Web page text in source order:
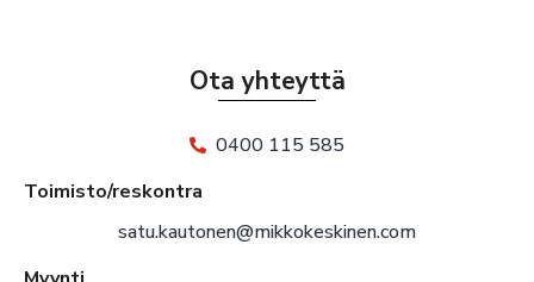
Ota yhteyttä
0400 115 585
Toimisto/reskontra
satu.kautonen@mikkokeskinen.com